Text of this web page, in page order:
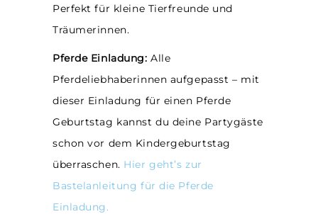
Perfekt für kleine Tierfreunde und
Träumerinnen.
Pferde Einladung: Alle
Pferdeliebhaberinnen aufgepasst – mit
dieser Einladung für einen Pferde
Geburtstag kannst du deine Partygäste
schon vor dem Kindergeburtstag
überraschen. Hier geht’s zur
Bastelanleitung für die Pferde
Einladung.